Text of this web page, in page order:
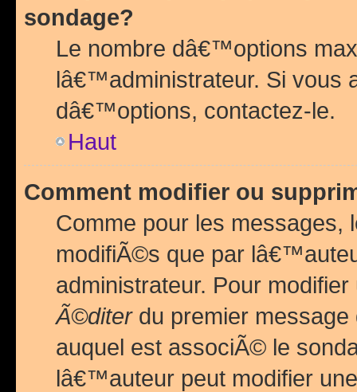
sondage?
Le nombre dâ€™options
lâ€™administrateur. Si vous
dâ€™options, contactez-le.
Haut
Comment modifier ou
Comme pour les messages,
modifiÃ©s que par
administrateur. Pour
Ã©diterdu premier
auquel est associÃ© le
lâ€™auteur peut modifier